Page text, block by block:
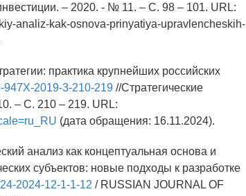
– 2020. - № 11. – С. 98 – 101. URL:
analiz-kak-osnova-prinyatiya-upravlencheskih-
практика крупнейших российских
947X-2019-3-210-219 //Стратегические
– С. 210 – 219. URL:
(дата обращения: 16.11.2024).
анализ как концептуальная основа и
субъектов: новые подходы к разработке
2024-12-1-1-12 / RUSSIAN JOURNAL OF